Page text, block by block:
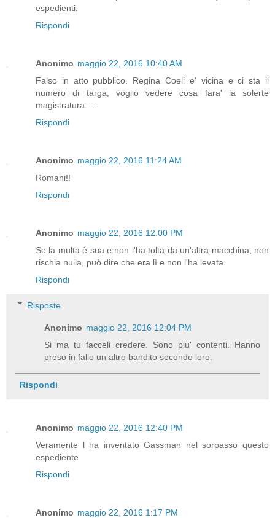
espedienti.
Rispondi
Anonimo maggio 22, 2016 10:40 AM
Falso in atto pubblico. Regina Coeli e' vicina e ci sta il
numero di targa, voglio vedere cosa fara' la solerte
magistratura.....
Rispondi
Anonimo maggio 22, 2016 11:24 AM
Romani!!
Rispondi
Anonimo maggio 22, 2016 12:00 PM
Se la multa è sua e non l'ha tolta da un'altra macchina, non
rischia nulla, può dire che era lì e non l'ha levata.
Rispondi
Risposte
Anonimo maggio 22, 2016 12:04 PM
Si ma tu facceli credere. Sono piu' contenti. Hanno
preso in fallo un altro bandito secondo loro.
Rispondi
Anonimo maggio 22, 2016 12:40 PM
Veramente l ha inventato Gassman nel sorpasso questo
espediente
Rispondi
Anonimo maggio 22, 2016 1:17 PM